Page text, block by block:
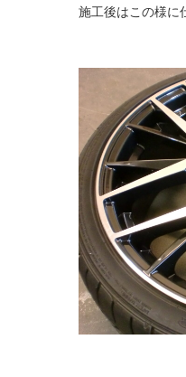
施工後はこの様に